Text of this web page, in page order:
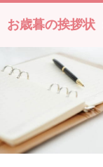
お歳暮の挨拶状